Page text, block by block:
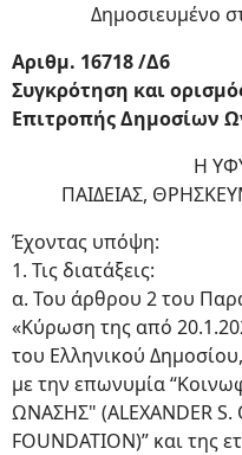
Δημοσιευμένο
Αριθμ. 16718 /Δ6
Συγκρότηση και
Επιτροπής Δημοσίων
Η
ΠAIΔΕΙΑΣ,
Έχοντας υπόψη:
1. Τις διατάξεις:
α. Του άρθρου 2 του
«Κύρωση της από
του Ελληνικού
με την επωνυμία
ΩΝΑΣΗΣ" (ΑLEXANDER S.
FOUNDATION)” και της